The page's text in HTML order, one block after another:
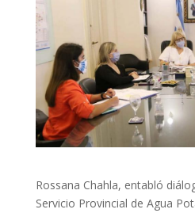
Rossana Chahla, entabló
Servicio Provincial de Agua